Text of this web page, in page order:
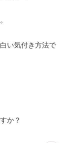
い気付き方法で
か？